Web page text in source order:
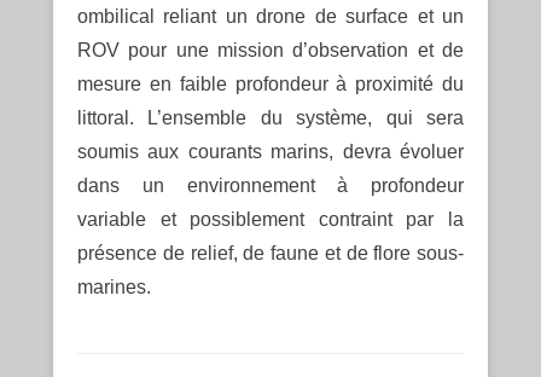
ombilical reliant un drone de surface et un
ROV pour une mission d’observation et de
mesure en faible profondeur à proximité du
littoral. L’ensemble du système, qui sera
soumis aux courants marins, devra évoluer
dans un environnement à profondeur
variable et possiblement contraint par la
présence de relief, de faune et de flore sous-
marines.